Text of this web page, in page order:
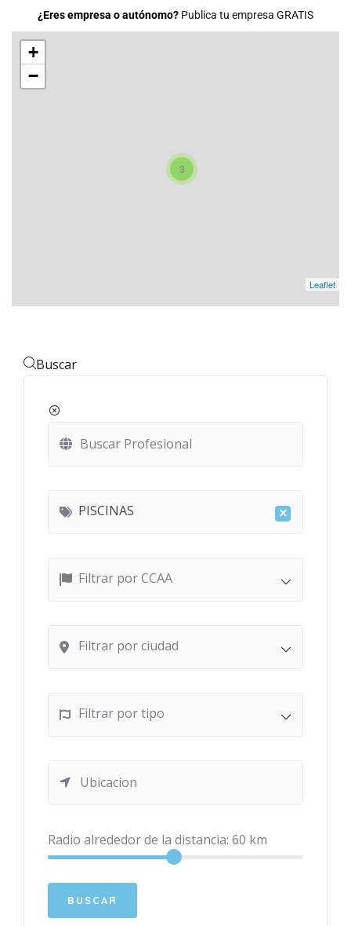
¿Eres empresa o autónomo? Publica tu empresa GRATIS
3
+
−
Leaflet
Buscar
×
PISCINAS
Filtrar por CCAA
Filtrar por ciudad
Filtrar por tipo
Radio alrededor de la distancia: 60 km